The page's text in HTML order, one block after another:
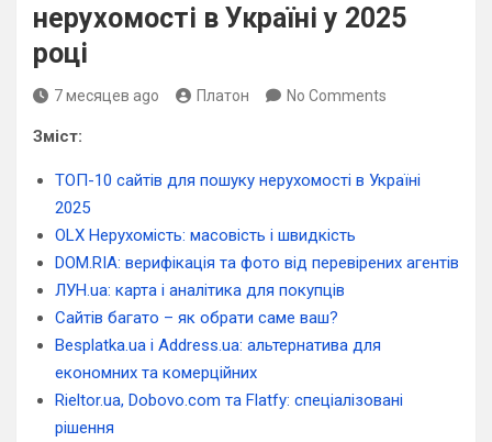
нерухомості в Україні у 2025
році
7 месяцев ago Платон No Comments
Зміст:
ТОП-10 сайтів для пошуку нерухомості в Україні
2025
OLX Нерухомість: масовість і швидкість
DOM.RIA: верифікація та фото від перевірених агентів
ЛУН.ua: карта і аналітика для покупців
Сайтів багато – як обрати саме ваш?
Besplatka.ua і Address.ua: альтернатива для
економних та комерційних
Rieltor.ua, Dobovo.com та Flatfy: спеціалізовані
рішення